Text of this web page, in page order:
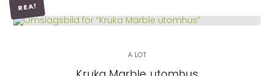
REA!
LÄGG I VARUKORG
A LOT